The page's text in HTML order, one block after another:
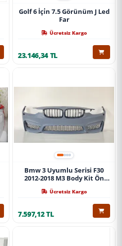
Golf 6 İçi̇n 7.5 Görünüm J Led
Far
Ücretsiz Kargo
23.146,34 TL
Bmw 3 Uyumlu Serisi F30
2012-2018 M3 Body Kit Ön
Ücretsiz Kargo
7.597,12 TL